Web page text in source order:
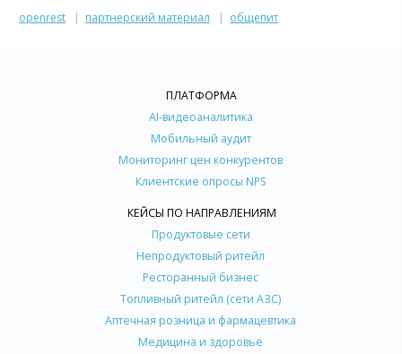
openrest партнерский материал общепит
ПЛАТФОРМА
AI-видеоаналитика
Мобильный аудит
Мониторинг цен конкурентов
Клиентские опросы NPS
КЕЙСЫ ПО НАПРАВЛЕНИЯМ
Продуктовые сети
Непродуктовый ритейл
Ресторанный бизнес
Топливный ритейл (сети АЗС)
Аптечная розница и фармацевтика
Медицина и здоровье